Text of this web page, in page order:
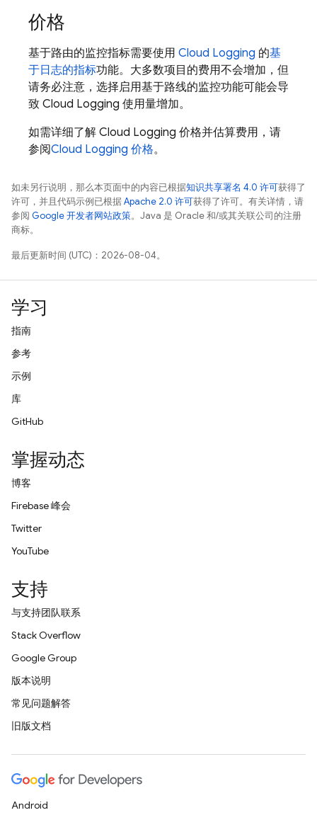
价格
基于路由的监控指标需要使用 Cloud Logging 的基
于日志的指标功能。大多数项目的费用不会增加，但
请务必注意，选择启用基于路线的监控功能可能会导
致 Cloud Logging 使用量增加。
如需详细了解 Cloud Logging 价格并估算费用，请
参阅Cloud Logging 价格。
如未另行说明，那么本页面中的内容已根据知识共享署名 4.0 许可获得了
许可，并且代码示例已根据Apache 2.0 许可获得了许可。有关详情，请
参阅 Google 开发者网站政策。Java 是 Oracle 和/或其关联公司的注册
商标。
最后更新时间 (UTC)：2026-08-04。
学习
指南
参考
示例
库
GitHub
掌握动态
博客
Firebase 峰会
Twitter
YouTube
支持
与支持团队联系
Stack Overflow
Google Group
版本说明
常见问题解答
旧版文档
Android